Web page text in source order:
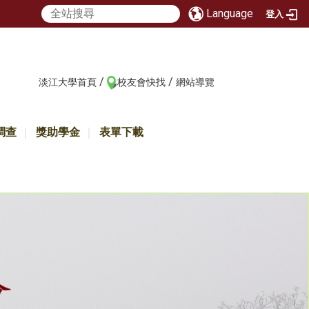
Language 登入
淡江大學首頁 / 校友會快找 / 網站導覽
查 獎助學金 表單下載